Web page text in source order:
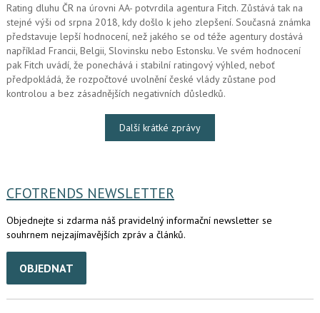
Rating dluhu ČR na úrovni AA- potvrdila agentura Fitch. Zůstává tak na
stejné výši od srpna 2018, kdy došlo k jeho zlepšení. Současná známka
představuje lepší hodnocení, než jakého se od téže agentury dostává
například Francii, Belgii, Slovinsku nebo Estonsku. Ve svém hodnocení
pak Fitch uvádí, že ponechává i stabilní ratingový výhled, neboť
předpokládá, že rozpočtové uvolnění české vlády zůstane pod
kontrolou a bez zásadnějších negativních důsledků.
Další krátké zprávy
CFOTRENDS NEWSLETTER
Objednejte si zdarma náš pravidelný informační newsletter se
souhrnem nejzajímavějších zpráv a článků.
OBJEDNAT